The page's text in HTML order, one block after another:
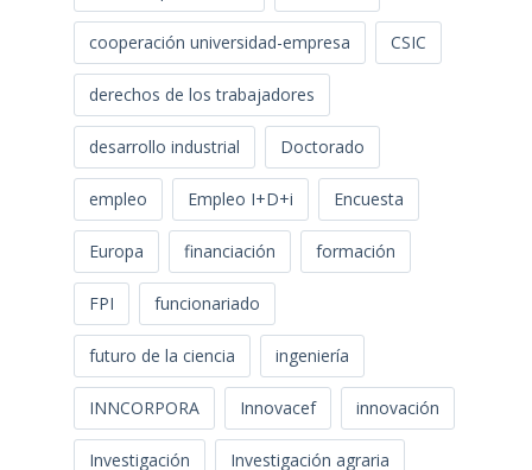
cooperación universidad-empresa CSIC
derechos de los trabajadores
desarrollo industrial Doctorado
empleo Empleo I+D+i Encuesta
Europa financiación formación
FPI funcionariado
futuro de la ciencia ingeniería
INNCORPORA Innovacef innovación
Investigación Investigación agraria